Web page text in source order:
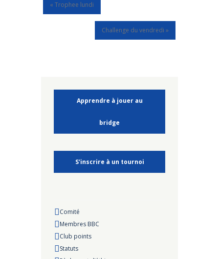
« Trophee lundi
Challenge du vendredi»
Apprendre à jouer au
bridge
S'inscrire à un tournoi
Comité
Membres BBC
Club points
Statuts